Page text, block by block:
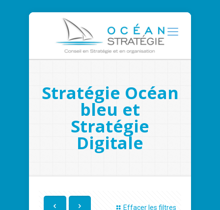
Stratégie Océan
bleu et
Stratégie
Digitale
Effacer les filtres